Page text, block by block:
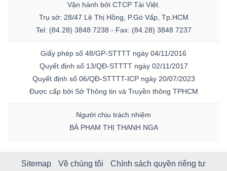
Vận hành bởi CTCP Tài Việt.
Trụ sở: 28/47 Lê Thị Hồng, P.Gò Vấp, Tp.HCM
Tel: (84.28) 3848 7238 - Fax: (84.28) 3848 7237
Giấy phép số 48/GP-STTTT ngày 04/11/2016
Quyết định số 13/QĐ-STTTT ngày 02/11/2017
Quyết định số 06/QĐ-STTTT-ICP ngày 20/07/2023
Được cấp bởi Sở Thông tin và Truyền thông TPHCM
Người chịu trách nhiệm
BÀ PHẠM THỊ THANH NGA
Sitemap Về chúng tôi
Chính sách quyền riêng tư